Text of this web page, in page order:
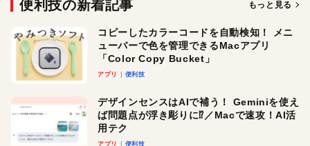
便利技の新着記事 もっと見る
コピーしたカラーコードを自動検知！ メニ
ューバーで色を管理できるMacアプリ
「Color Copy Bucket」
アプリ 便利技
デザインセンスはAIで補う！ Geminiを使え
ば問題点が浮き彫りに⁉︎／Macで速攻！AI活
用テク
アプリ 便利技